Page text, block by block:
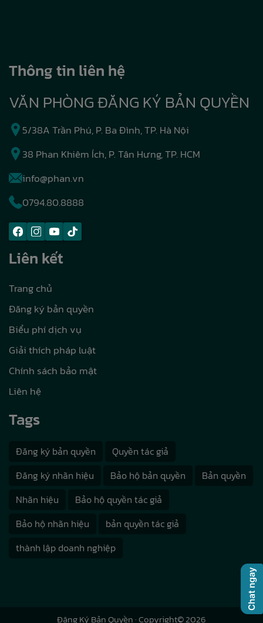
Thông tin liên hệ
VĂN PHÒNG ĐĂNG KÝ BẢN QUYỀN
5/38A Trần Phú, P. Ba Đình, TP. Hà Nội
38 Phan Khiêm Ích, P. Tân Hưng, TP. HCM
info@phan.vn
0794.80.8888
Liên kết
Trang chủ
Đăng ký bản quyền
Biểu phí dịch vụ
Giải thích pháp luật
Chính sách bảo mật
Liên hệ
Tags
Đăng ký bản quyền
Quyền tác giả
Đăng ký nhãn hiệu
Bảo hộ bản quyền
Bản quyền
Nhãn hiệu
Bảo hộ quyền tác giả
Bảo hộ nhãn hiệu
bản quyền tác giả
thành lập doanh nghiệp
Đăng Ký Bản Quyền· Copyright© 2026